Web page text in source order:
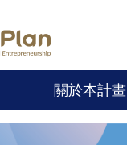
關於本計畫